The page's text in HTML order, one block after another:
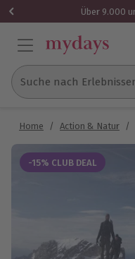
Über 9.000
Suche nach
Home / Action & Natur /
-15% CLUB DEAL